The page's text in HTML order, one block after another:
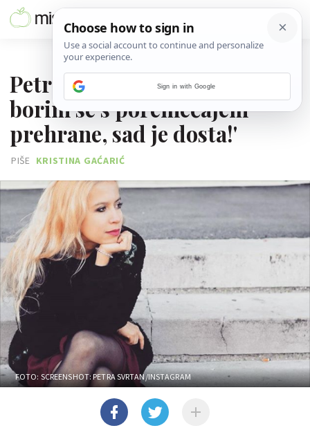
Petra Svrtan: 'Od 13. godine
borim se s poremećajem
prehrane, sad je dosta!'
PIŠE KRISTINA GAĆARIĆ
FOTO: SCREENSHOT: PETRA SVRTAN/INSTAGRAM
Sign in with Google